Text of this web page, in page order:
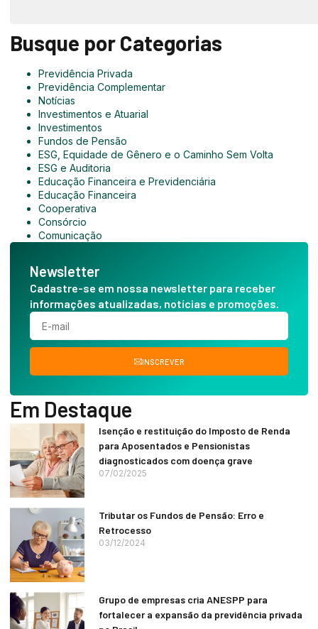
Busque por Categorias
Previdência Privada
Previdência Complementar
Notícias
Investimentos e Atuarial
Investimentos
Fundos de Pensão
ESG, Equidade de Gênero e o Caminho Sem Volta
ESG e Auditoria
Educação Financeira e Previdenciária
Educação Financeira
Cooperativa
Consórcio
Comunicação
Newsletter
Cadastre-se em nossa newsletter para receber
informações atualizadas, notícias e promoções.
INSCREVER
Em Destaque
Isenção e restituição do Imposto de Renda
para Aposentados e Pensionistas
diagnosticados com doença grave
07/02/2025
Tributar os Fundos de Pensão: Erro e
Retrocesso
03/12/2024
Grupo de empresas cria ANESPP para
fortalecer a expansão da previdência privada